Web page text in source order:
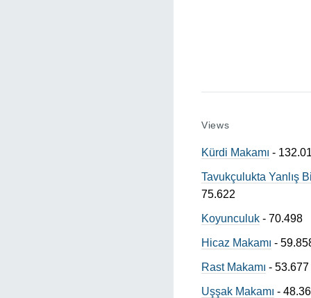
Views
Kürdi Makamı -
Tavukçulukta Yanlış
75.622
Koyunculuk - 70.498
Hicaz Makamı -
Rast Makamı - 53.677
Uşşak Makamı -